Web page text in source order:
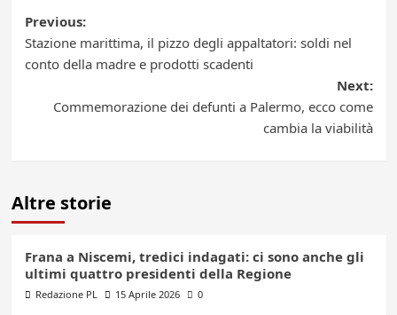
Post
navigation
Previous:
Stazione marittima, il pizzo degli appaltatori: soldi nel
conto della madre e prodotti scadenti
Next:
Commemorazione dei defunti a Palermo, ecco come
cambia la viabilità
Altre storie
Frana a Niscemi, tredici indagati: ci sono anche gli
ultimi quattro presidenti della Regione
Redazione PL 15 Aprile 2026 0